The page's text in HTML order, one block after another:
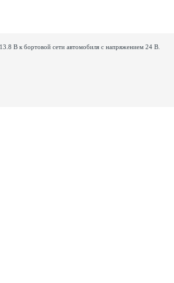
В к бортовой сети автомобиля с напряжением 24 В.